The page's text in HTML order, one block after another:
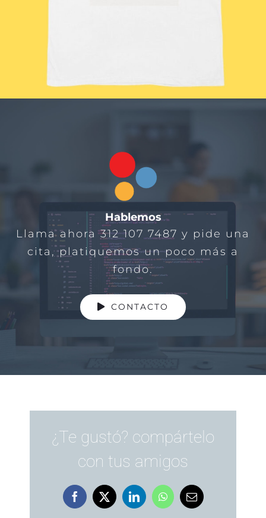
Hablemos
Llama ahora 312 107 7487 y pide una
cita, platiquemos un poco más a
fondo.
CONTACTO
¿Te gustó? compártelo
con tus amigos
Facebook
X LinkedInWhatsAppCorreo
electrónico